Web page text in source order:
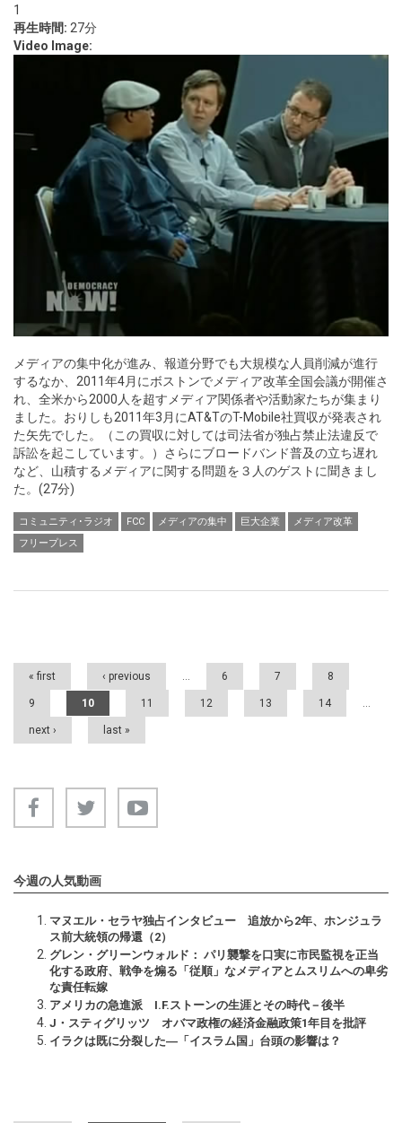
1
再生時間: 27分
Video Image:
メディアの集中化が進み、報道分野でも大規模な人員削減が進行
するなか、2011年4月にボストンでメディア改革全国会議が開催さ
れ、全米から2000人を超すメディア関係者や活動家たちが集まり
ました。おりしも2011年3月にAT&TのT-Mobile社買収が発表され
た矢先でした。（この買収に対しては司法省が独占禁止法違反で
訴訟を起こしています。）さらにブロードバンド普及の立ち遅れ
など、山積するメディアに関する問題を３人のゲストに聞きまし
た。(27分)
コミュニティ･ラジオ FCC メディアの集中 巨大企業
メディア改革
フリープレス
Pages
« first ‹ previous 6 7 8
9 10 11 12 13 14
next › last »
今週の人気動画
マヌエル・セラヤ独占インタビュー 追放から2年、ホンジュラ
ス前大統領の帰還（2）
グレン・グリーンウォルド： パリ襲撃を口実に市民監視を正当
化する政府、戦争を煽る「従順」なメディアとムスリムへの卑劣
な責任転嫁
アメリカの急進派 I.F.ストーンの生涯とその時代－後半
J・スティグリッツ オバマ政権の経済金融政策1年目を批評
イラクは既に分裂した―「イスラム国」台頭の影響は？